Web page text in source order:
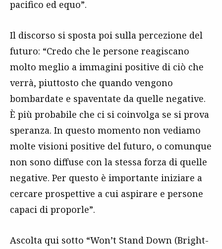
pacifico ed equo”.
Il discorso si sposta poi sulla percezione del
futuro: “Credo che le persone reagiscano
molto meglio a immagini positive di ciò che
verrà, piuttosto che quando vengono
bombardate e spaventate da quelle negative.
È più probabile che ci si coinvolga se si prova
speranza. In questo momento non vediamo
molte visioni positive del futuro, o comunque
non sono diffuse con la stessa forza di quelle
negative. Per questo è importante iniziare a
cercare prospettive a cui aspirare e persone
capaci di proporle”.
Ascolta qui sotto “Won’t Stand Down (Bright-